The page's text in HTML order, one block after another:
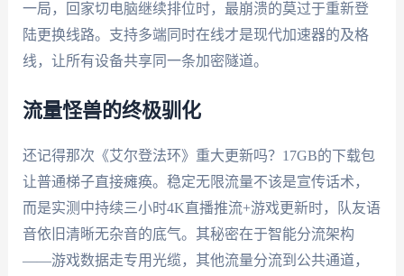
一局，回家切电脑继续排位时，最崩溃的莫过于重新登
陆更换线路。支持多端同时在线才是现代加速器的及格
线，让所有设备共享同一条加密隧道。
流量怪兽的终极驯化
还记得那次《艾尔登法环》重大更新吗？17GB的下载包
让普通梯子直接瘫痪。稳定无限流量不该是宣传话术，
而是实测中持续三小时4K直播推流+游戏更新时，队友语
音依旧清晰无杂音的底气。其秘密在于智能分流架构
——游戏数据走专用光缆，其他流量分流到公共通道，